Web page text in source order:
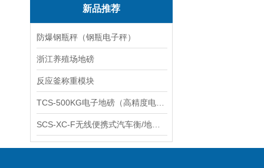
新品推荐
防爆钢瓶秤（钢瓶电子秤）
浙江养殖场地磅
反应釜称重模块